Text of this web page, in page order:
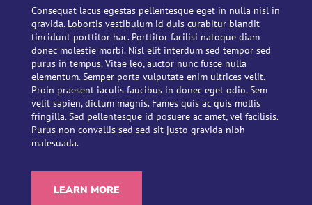
Consequat lacus egestas pellentesque eget in nulla nisl in
gravida. Lobortis vestibulum id duis curabitur blandit
tincidunt porttitor hac. Porttitor facilisi natoque diam
donec molestie morbi. Nisl elit interdum sed tempor sed
purus in tempus. Vitae leo, auctor nunc fusce nulla
elementum. Semper porta vulputate enim ultrices velit.
Proin praesent iaculis faucibus in donec eget odio. Sem
velit sapien, dictum magnis. Fames quis ac quis mollis
fringilla. Sed pellentesque id posuere ac amet, vel facilisis.
Purus non convallis sed sed sit justo gravida nibh
malesuada.
LEARN MORE